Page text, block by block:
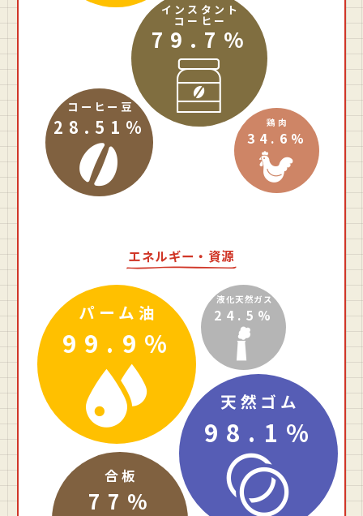
インスタント
コーヒー
79.7%
コーヒー豆
28.51% 鶏肉
34.6%
エネルギー・資源
パーム油
99.9%
天然ゴム
98.1%
合板
77%
液化天然ガス
24.5%